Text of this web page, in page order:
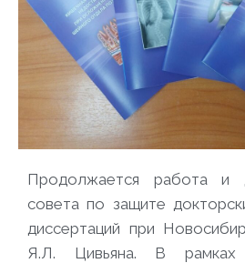
Продолжается работа и
совета по защите
диссертаций при
Я.Л. Цивьяна. В рамках